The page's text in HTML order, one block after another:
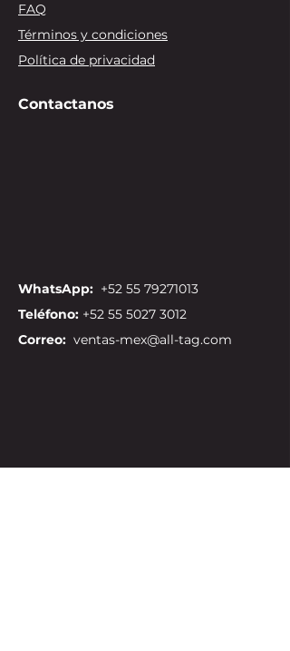
FAQ
Términos y condiciones
Política de privacidad
Contactanos
WhatsApp: +52 55 79271013
Teléfono: +52 55 5027 3012
Correo: ventas-mex@all-tag.com